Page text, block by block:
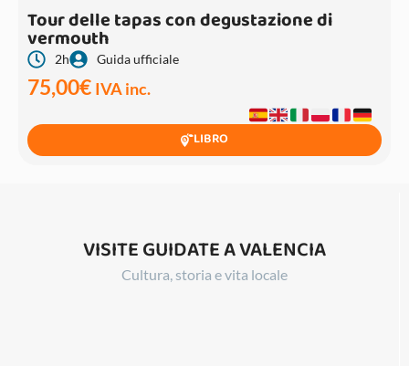
Tour delle tapas con degustazione di
vermouth
2h Guida ufficiale
75,00€ IVA inc.
LIBRO
VISITE GUIDATE A VALENCIA
Cultura, storia e vita locale